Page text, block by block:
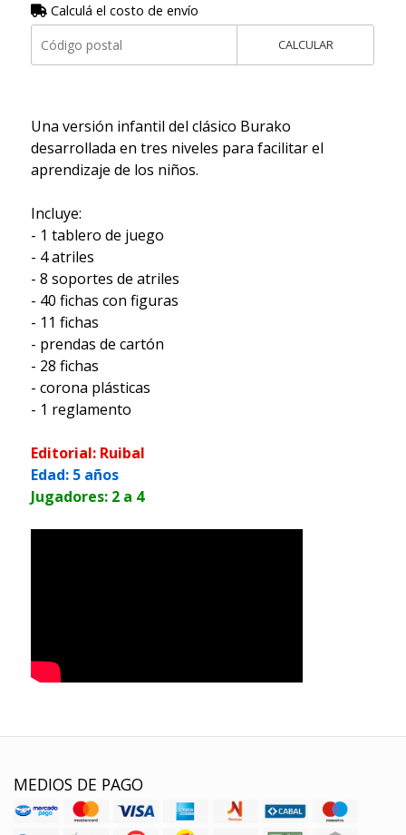
Calculá el costo de envío
CALCULAR
Una versión infantil del clásico Burako
desarrollada en tres niveles para facilitar el
aprendizaje de los niños.
Incluye:
- 1 tablero de juego
- 4 atriles
- 8 soportes de atriles
- 40 fichas con figuras
- 11 fichas
- prendas de cartón
- 28 fichas
- corona plásticas
- 1 reglamento
Editorial: Ruibal
Edad: 5 años
Jugadores: 2 a 4
MEDIOS DE PAGO